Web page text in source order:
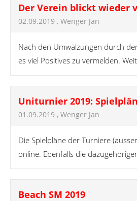
Der Verein blickt wieder
02.09.2019 , Wenger Jan
Nach den Umwälzungen durch
es viel Positives zu vermelden.
Uniturnier 2019:
01.09.2019 , Wenger Jan
Die Spielpläne der Turniere
online. Ebenfalls die
Beach SM 2019